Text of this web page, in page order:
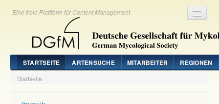
Eine freie Plattform für Content Management
STARTSEITE ARTENSUCHE MITARBEITER REGIONEN
Startseite